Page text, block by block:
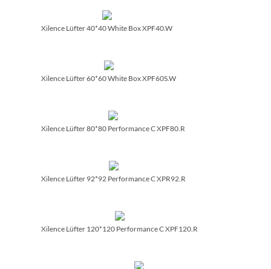
Xilence Lüfter 40*40 White Box XPF40.W
Xilence Lüfter 60*60 White Box XPF60S.W
Xilence Lüfter 80*80 Performance C XPF80.R
Xilence Lüfter 92*92 Performance C XPR92.R
Xilence Lüfter 120*120 Performance C XPF120.R